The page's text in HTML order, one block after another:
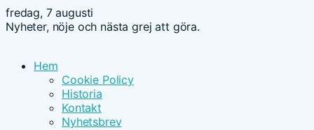
fredag, 7 augusti
Nyheter, nöje och nästa grej att göra.
Hem
Cookie Policy
Historia
Kontakt
Nyhetsbrev